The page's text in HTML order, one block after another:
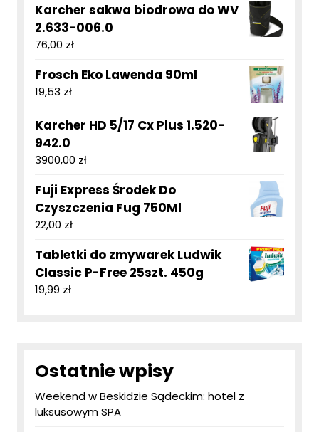
Karcher sakwa biodrowa do WV
2.633-006.0
76,00 zł
Frosch Eko Lawenda 90ml
19,53 zł
Karcher HD 5/17 Cx Plus 1.520-
942.0
3900,00 zł
Fuji Express Środek Do
Czyszczenia Fug 750Ml
22,00 zł
Tabletki do zmywarek Ludwik
Classic P-Free 25szt. 450g
19,99 zł
Ostatnie wpisy
Weekend w Beskidzie Sądeckim: hotel z
luksusowym SPA